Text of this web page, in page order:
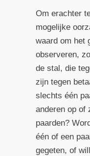
Om erachter
mogelijke
waard om het
observeren,
de stal, die
zijn tegen
slechts één
anderen op of
paarden?
één of een
gegeten, of